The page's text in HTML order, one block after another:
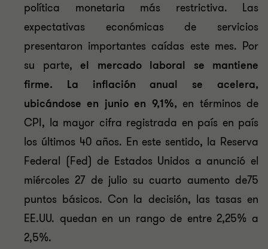
política monetaria más restrictiva. Las
expectativas económicas de servicios
presentaron importantes caídas este mes. Por
su parte, el mercado laboral se mantiene
firme.
La inflación anual se acelera,
ubicándose en junio en 9,1%, en términos de
CPI, la mayor cifra registrada en país en país
los últimos 40 años. En este sentido, la Reserva
Federal (Fed) de Estados Unidos a anunció el
miércoles 27 de julio su cuarto aumento de75
puntos básicos. Con la decisión, las tasas en
EE.UU. quedan en un rango de entre 2,25% a
2,5%.